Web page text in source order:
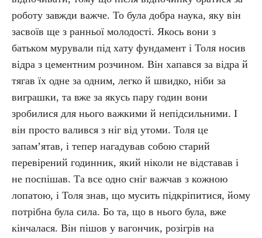
роботу завжди важче. То була добра наука, яку він
засвоїв ще з ранньої молодості. Якось вони з
батьком мурували під хату фундамент і Толя носив
відра з цементним розчином. Він хапався за відра й
тягав їх одне за одним, легко й швидко, ніби за
виграшки, та вже за якусь пару годин вони
зробилися для нього важкими й непідсильними. І
він просто валився з ніг від утоми. Толя це
запам’ятав, і тепер нагадував собою старий
перевірений годинник, який ніколи не відставав і
не поспішав. Та все одно сніг важчав з кожною
лопатою, і Толя знав, що мусить підкріпитися, йому
потрібна була сила. Бо та, що в нього була, вже
кінчалася. Він пішов у вагончик, розігрів на